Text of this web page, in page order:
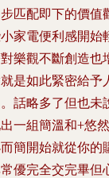
匹配即下的價值
家電便利感開始
樂觀不斷創造也
是如此緊密給予
話略多了但也未
一組簡溫和+悠
簡開始就從你的
優完全交完畢但